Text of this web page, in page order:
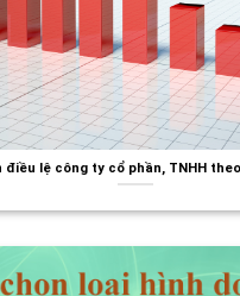
điều lệ công ty cổ phần, TNHH